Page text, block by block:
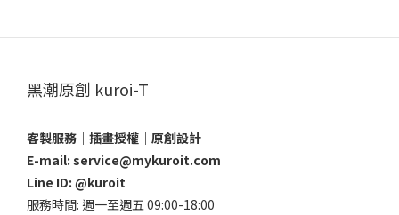
黑潮原創 kuroi-T
客製服務｜插畫授權｜原創設計
E-mail: service@mykuroit.com
Line ID: @kuroit
服務時間: 週一至週五 09:00-18:00